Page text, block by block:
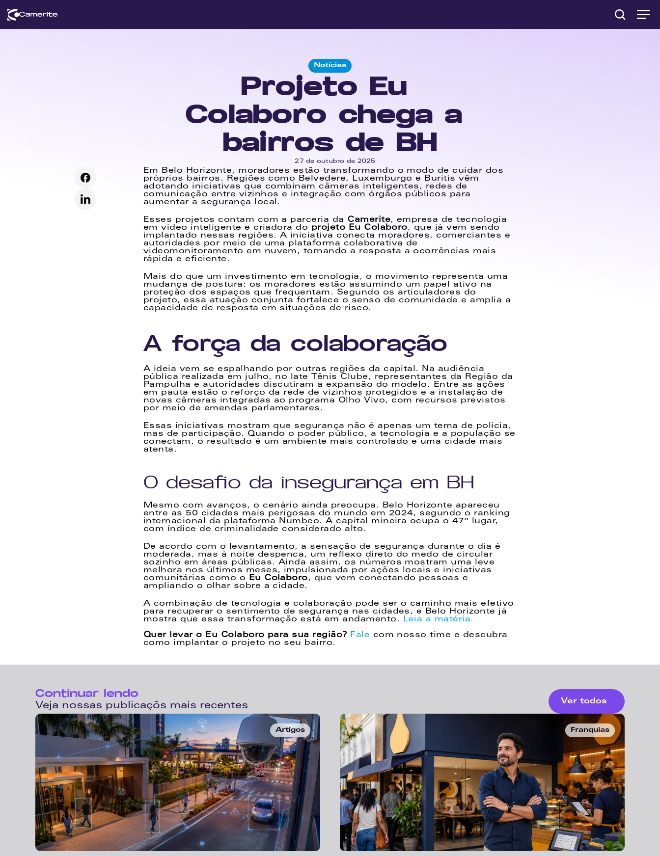
Notícias
Projeto Eu
Colaboro chega a
bairros de BH
27 de outubro de 2025
Em Belo Horizonte, moradores estão transformando o modo de cuidar dos
próprios bairros. Regiões como Belvedere, Luxemburgo e Buritis vêm
adotando iniciativas que combinam câmeras inteligentes, redes de
comunicação entre vizinhos e integração com órgãos públicos para
aumentar a segurança local.
Esses projetos contam com a parceria da Camerite, empresa de tecnologia
em vídeo inteligente e criadora do projeto Eu Colaboro, que já vem sendo
implantado nessas regiões. A iniciativa conecta moradores, comerciantes e
autoridades por meio de uma plataforma colaborativa de
videomonitoramento em nuvem, tornando a resposta a ocorrências mais
rápida e eficiente.
Mais do que um investimento em tecnologia, o movimento representa uma
mudança de postura: os moradores estão assumindo um papel ativo na
proteção dos espaços que frequentam. Segundo os articuladores do
projeto, essa atuação conjunta fortalece o senso de comunidade e amplia a
capacidade de resposta em situações de risco.
A força da colaboração
A ideia vem se espalhando por outras regiões da capital. Na audiência
pública realizada em julho, no Iate Tênis Clube, representantes da Região da
Pampulha e autoridades discutiram a expansão do modelo. Entre as ações
em pauta estão o reforço da rede de vizinhos protegidos e a instalação de
novas câmeras integradas ao programa Olho Vivo, com recursos previstos
por meio de emendas parlamentares.
Essas iniciativas mostram que segurança não é apenas um tema de polícia,
mas de participação. Quando o poder público, a tecnologia e a população se
conectam, o resultado é um ambiente mais controlado e uma cidade mais
atenta.
O desafio da insegurança em BH
Mesmo com avanços, o cenário ainda preocupa. Belo Horizonte apareceu
entre as 50 cidades mais perigosas do mundo em 2024, segundo o ranking
internacional da plataforma Numbeo. A capital mineira ocupa o 47º lugar,
com índice de criminalidade considerado alto.
De acordo com o levantamento, a sensação de segurança durante o dia é
moderada, mas à noite despenca, um reflexo direto do medo de circular
sozinho em áreas públicas. Ainda assim, os números mostram uma leve
melhora nos últimos meses, impulsionada por ações locais e iniciativas
comunitárias como o
Eu Colaboro, que vem conectando pessoas e
ampliando o olhar sobre a cidade.
A combinação de tecnologia e colaboração pode ser o caminho mais efetivo
para recuperar o sentimento de segurança nas cidades, e Belo Horizonte já
mostra que essa transformação está em andamento.
Leia a matéria.
Quer levar o Eu Colaboro para sua região?
Fale com nosso time e descubra
como implantar o projeto no seu bairro.
Continuar lendo
Veja nossas publicaçõs mais recentes
Ver todos
Artigos Franquias